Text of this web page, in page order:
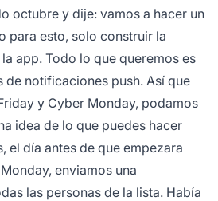
octubre y dije: vamos a hacer un
para esto, solo construir la
app. Todo lo que queremos es
notificaciones push. Así que
y Cyber Monday, podamos
idea de lo que puedes hacer
el día antes de que empezara
enviamos una
las personas de la lista. Había